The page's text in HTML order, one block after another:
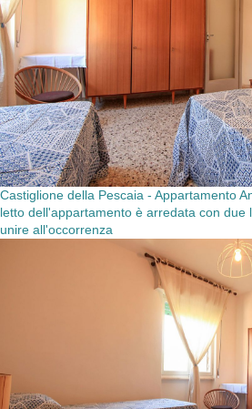
Castiglione della Pescaia - Appartamento
letto dell'appartamento è arredata con due
unire all'occorrenza